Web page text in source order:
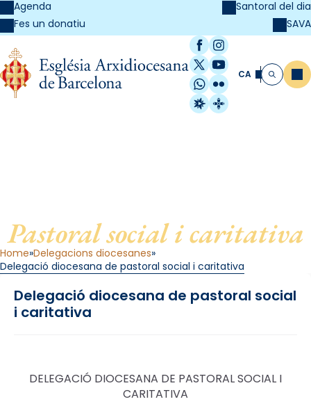
Agenda
Fes un donatiu
Santoral del dia
SAVA
Facebook
Instagram
X / Twitter
YouTube
WhatsApp
Flickr
Radio Estel
Catalunya
CA Cerca
Pastoral social i caritativa
Home Delegacions diocesanes
Delegació diocesana de pastoral social i caritativa
Delegació diocesana de pastoral social
i caritativa
DELEGACIÓ DIOCESANA DE PASTORAL SOCIAL I
CARITATIVA